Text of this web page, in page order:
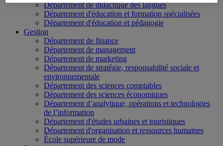
Département de didactique des langues
Département d'éducation et formation spécialisées
Département d'éducation et pédagogie
Gestion
Département de finance
Département de management
Département de marketing
Département de stratégie, responsabilité sociale et
environnementale
Département des sciences comptables
Département des sciences économiques
Département d’analytique, opérations et technologies
de l’information
Département d'études urbaines et touristiques
Département d'organisation et ressources humaines
École supérieure de mode